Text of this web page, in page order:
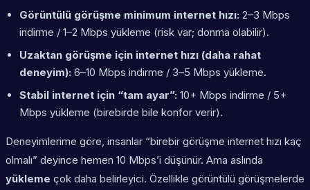
Görüntülü görüşme minimum internet hızı: 2–3 Mbps
indirme / 1–2 Mbps yükleme (risk var; donma olabilir).
Uzaktan görüşme için internet hızı (daha rahat
deneyim): 6–10 Mbps indirme / 3–5 Mbps yükleme.
Stabil internet için “tam ayar”: 10+ Mbps indirme / 5+
Mbps yükleme (birebirde bile konfor verir).
Deneyimlerime göre, insanlar “birebir görüşme internet hızı kaç
olmalı” deyince hemen 10 Mbps’i düşünür. Ama aslında
yükleme çok daha belirleyici. Özellikle görüntülü görüşmelerde